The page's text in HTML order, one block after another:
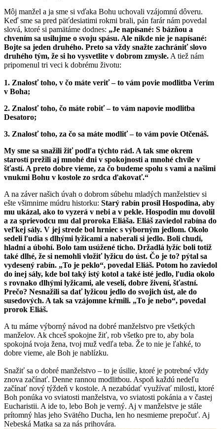
Môj manžel a ja sme si vďaka Bohu uchovali vzájomnú dôveru.
Keď sme sa pred päťdesiatimi rokmi brali, pán farár nám povedal
slová, ktoré si pamätáme dodnes: „Je napísané: S bázňou a
chvením sa usilujme o svoju spásu. Ale nikde nie je napísané:
Bojte sa jeden druhého. Preto sa vždy snažte zachrániť slovo
druhého tým, že si ho vysvetlite v dobrom zmysle. A tiež nám
pripomenul tri veci k dobrému životu:
1. Znalosť toho, v čo máte veriť – to vám povie modlitba Verím
v Boha;
2. Znalosť toho, čo máte robiť – to vám napovie modlitba
Desatoro;
3. Znalosť toho, za čo sa máte modliť – to vám povie Otčenáš.
My sme sa snažili žiť podľa týchto rád. A tak sme okrem
starostí prežili aj mnohé dni v spokojnosti a mnohé chvíle v
šťastí. A preto dobre vieme, za čo budeme spolu s vami a našimi
vnukmi Bohu v kostole zo srdca ďakovať.“
A na záver našich úvah o dobrom súbehu mladých manželstiev si
ešte všimnime múdru historku: Starý rabín prosil Hospodina, aby
mu ukázal, ako to vyzerá v nebi a v pekle. Hospodin mu dovolil
a za sprievodcu mu dal proroka Eliáša. Eliáš zaviedol rabína do
veľkej sály. V jej strede bol hrniec s výborným jedlom. Okolo
sedeli ľudia s dlhými lyžicami a naberali si jedlo. Boli chudí,
hladní a úbohí. Bolo tam usúžené ticho. Držadlá lyžíc boli totiž
také dlhé, že si nemohli vložiť lyžicu do úst. Čo je to? pýtal sa
vydesený rabín. „To je peklo“, povedal Eliáš. Potom ho zaviedol
do inej sály, kde bol taký istý kotol a také isté jedlo, ľudia okolo
s rovnako dlhými lyžicami, ale veselí, dobre živení, šťastní.
Prečo? Nesnažili sa dať lyžicou jedlo do svojich úst, ale do
susedových. A tak sa vzájomne kŕmili. „To je nebo“, povedal
prorok Eliáš.
A tu máme výborný návod na dobré manželstvo pre všetkých
manželov. Ak chceš spokojne žiť, rob všetko pre to, aby bola
spokojná tvoja žena, tvoj muž vedľa teba. Že to nie je ľahké, to
dobre vieme, ale Boh je nablízku.
Snažiť sa o dobré manželstvo – to je úsilie, ktoré je potrebné vždy
znova začínať. Denne rannou modlitbou. Aspoň každú nedeľu
začínať nový týždeň v kostole. A nezabúdať využívať milosti, ktoré
Boh ponúka vo sviatosti manželstva, vo sviatosti pokánia a v častej
Eucharistii. A ide to, lebo Boh je verný. Aj v manželstve je stále
prítomný hlas jeho Svätého Ducha, len ho nesmieme prepočuť. Aj
Nebeská Matka sa za nás prihovára.